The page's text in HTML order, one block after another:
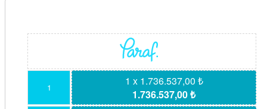
1
1 x 1.736.537,00 ₺
1.736.537,00 ₺